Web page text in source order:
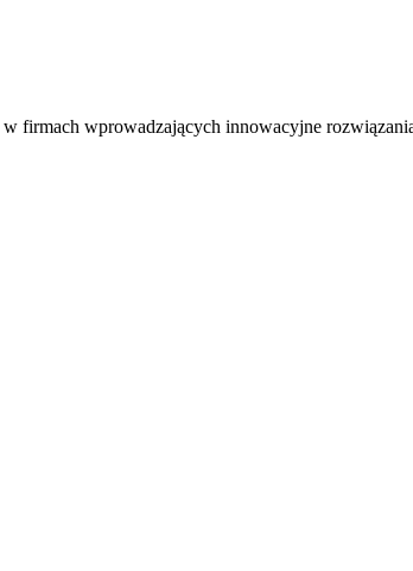
firmach wprowadzających innowacyjne